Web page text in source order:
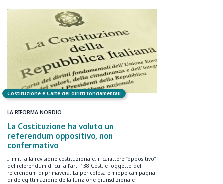
Costituzione e Carte dei diritti fondamentali
LA RIFORMA NORDIO
La Costituzione ha voluto un
referendum oppositivo, non
confermativo
I limiti alla revisione costituzionale, il carattere “oppositivo”
del referendum di cui all’art. 138 Cost. e l’oggetto del
referendum di primavera. La pericolosa e miope campagna
di delegittimazione della funzione giurisdizionale